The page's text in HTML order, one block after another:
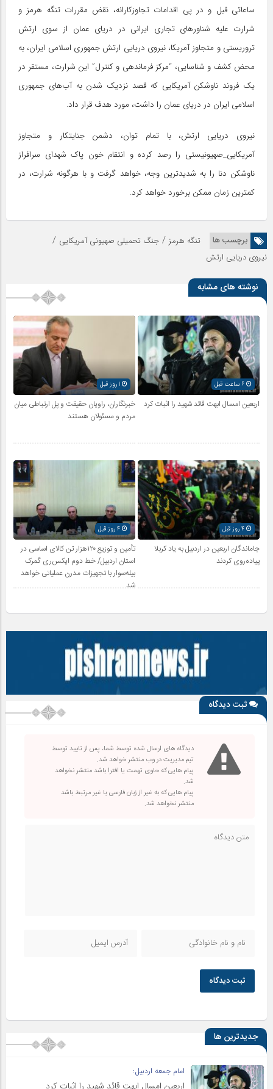
ساعاتی قبل و در پی اقدامات تجاوزکارانه، نقض مقررات تنگه هرمز و
شرارت علیه شناورهای تجاری ایرانی در دریای عمان از سوی ارتش
تروریستی و متجاوز آمریکا، نیروی دریایی ارتش جمهوری اسلامی ایران، به
محض کشف و شناسایی، “مرکز فرماندهی و کنترل” این شرارت، مستقر در
یک فروند ناوشکن آمریکایی که قصد نزدیک شدن به آب‌های جمهوری
اسلامی ایران در دریای عمان را داشت، مورد هدف قرار داد.
نیروی دریایی ارتش، با تمام توان، دشمن جنایتکار و متجاوز
آمریکایی_صهیونیستی را رصد کرده و انتقام خون پاک شهدای سرافراز
ناوشکن دنا را به شدیدترین وجه، خواهد گرفت و با هرگونه شرارت، در
کمترین زمان ممکن برخورد خواهد کرد.
برچسب ها تنگه هرمز / جنگ تحمیلی صهیونی آمریکایی /
نیروی دریایی ارتش
نوشته های مشابه
6 ساعت قبل
اربعین امسال ابهت قائد شهید را اثبات کرد
خبرنگاران، راویان حقیقت و پل ارتباطی میان
مردم و مسئولان هستند
4 روز قبل
جاماندگان اربعین در اردبیل به یاد کربلا
پیاده‌روی کردند
تأمین و توزیع ۱۲۰هزار تن کالای اساسی در
استان اردبیل/ خط دوم ایکس‌ری گمرک
بیله‌سوار با تجهیزات مدرن عملیاتی خواهد
شد
ثبت دیدگاه
دیدگاه های ارسال شده توسط شما، پس از تایید توسط
تیم مدیریت در وب منتشر خواهد شد.
پیام هایی که حاوی تهمت یا افترا باشد منتشر نخواهد
شد.
پیام هایی که به غیر از زبان فارسی یا غیر مرتبط باشد
منتشر نخواهد شد.
ثبت دیدگاه
جدیدترین ها
امام جمعه اردبیل:
اربعین امسال ابهت قائد شهید را اثبات کرد